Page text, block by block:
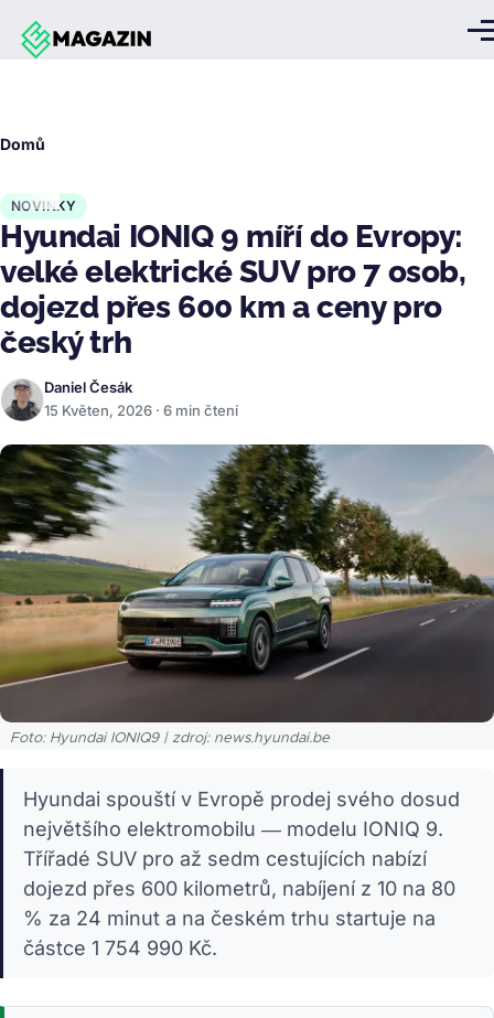
Přejít k hlavnímu obsahu
Domů
NOVINKY
Hyundai IONIQ 9 míří do Evropy:
velké elektrické SUV pro 7 osob,
dojezd přes 600 km a ceny pro
český trh
Daniel Česák
15 Květen, 2026 · 6 min čtení
Foto: Hyundai IONIQ9 | zdroj: news.hyundai.be
Hyundai spouští v Evropě prodej svého dosud
největšího elektromobilu — modelu IONIQ 9.
Třířadé SUV pro až sedm cestujících nabízí
dojezd přes 600 kilometrů, nabíjení z 10 na 80
% za 24 minut a na českém trhu startuje na
částce 1 754 990 Kč.